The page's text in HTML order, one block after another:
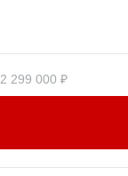
2 299 000 ₽